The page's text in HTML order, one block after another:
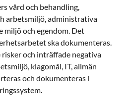
vård och behandling,
arbetsmiljö, administrativa
miljö och egendom. Det
ska dokumenteras.
och inträffade negativa
klagomål, IT, allmän
och dokumenteras i